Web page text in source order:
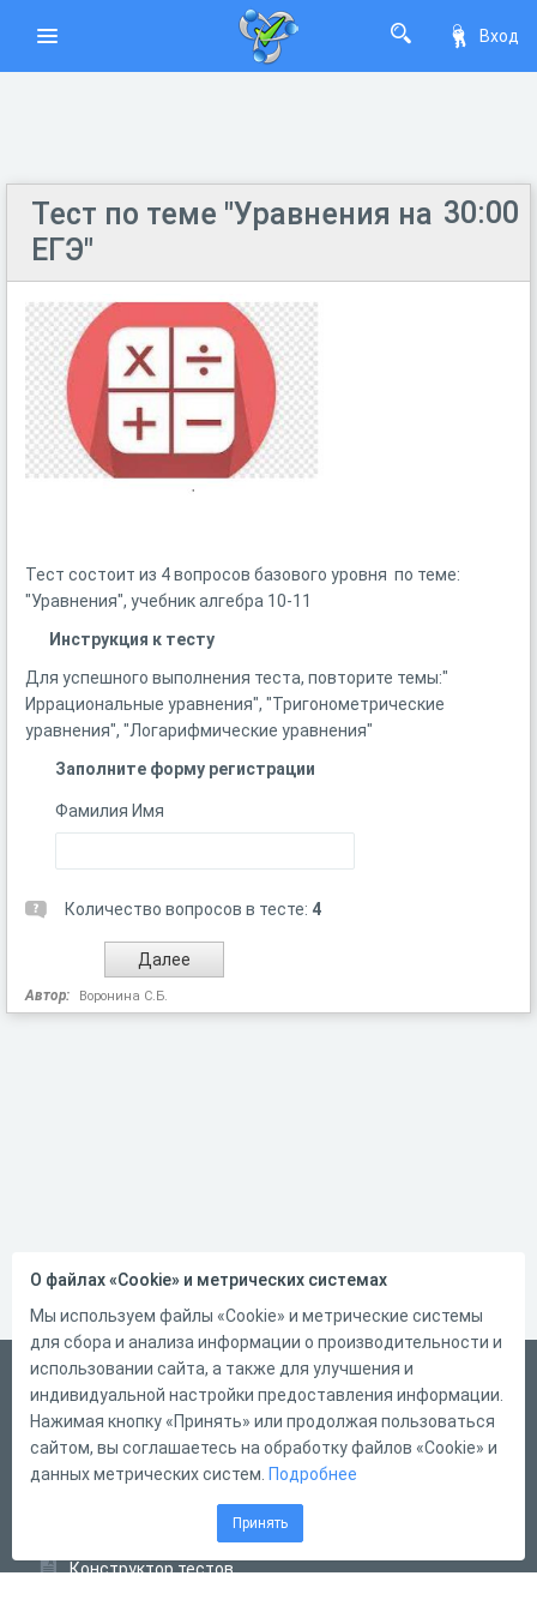
Вход
30:00
Тест по теме "Уравнения на
ЕГЭ"
Тест состоит из 4 вопросов базового уровня по теме:
"Уравнения", учебник алгебра 10-11
Инструкция к тесту
Для успешного выполнения теста, повторите темы:"
Иррациональные уравнения", "Тригонометрические
уравнения", "Логарифмические уравнения"
Заполните форму регистрации
Фамилия Имя
Количество вопросов в тесте: 4
Автор: Воронина С.Б.
Русский
Справка
Форма обратной связи
Конструктор тестов
О файлах «Cookie» и метрических системах
Мы используем файлы «Cookie» и метрические системы
для сбора и анализа информации о производительности и
использовании сайта, а также для улучшения и
индивидуальной настройки предоставления информации.
Нажимая кнопку «Принять» или продолжая пользоваться
сайтом, вы соглашаетесь на обработку файлов «Cookie» и
данных метрических систем. Подробнее
Принять